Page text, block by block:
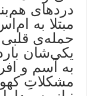
دردهای
مبتلا به
حمله‌ی
یکی‌شان
به آسم و
مشکلاتِ